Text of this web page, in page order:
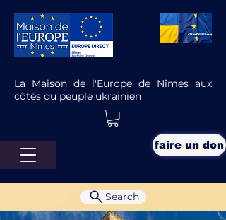
La Maison de l'Europe de Nîmes aux
côtés du peuple ukrainien
faire un don
Search